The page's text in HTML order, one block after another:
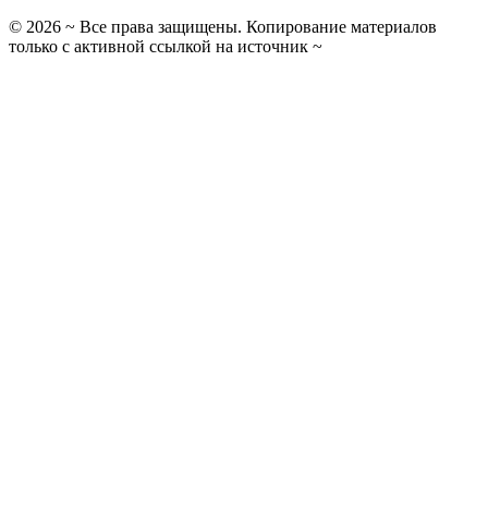
© 2026 ~ Все права защищены. Копирование материалов
только с активной ссылкой на источник ~